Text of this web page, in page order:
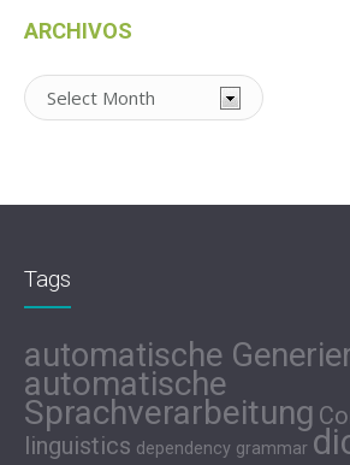
ARCHIVOS
Archivos
Tags
automatische
automatische
Sprachverarbeitung
linguistics dependency grammar